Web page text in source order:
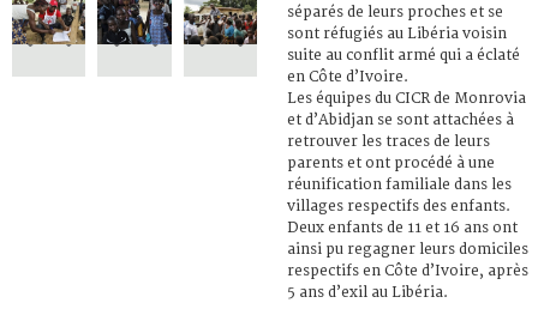
séparés de leurs proches et se
sont réfugiés au Libéria voisin
suite au conflit armé qui a éclaté
en Côte d’Ivoire.
Les équipes du CICR de Monrovia
et d’Abidjan se sont attachées à
retrouver les traces de leurs
parents et ont procédé à une
réunification familiale dans les
villages respectifs des enfants.
Deux enfants de 11 et 16 ans ont
ainsi pu regagner leurs domiciles
respectifs en Côte d’Ivoire, après
5 ans d’exil au Libéria.